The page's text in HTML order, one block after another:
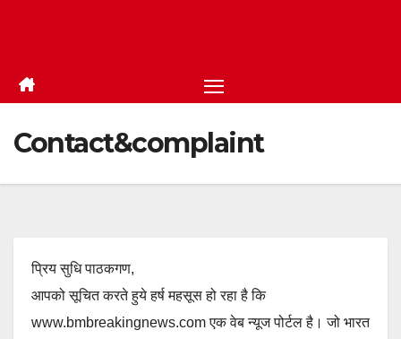
Contact&complaint
प्रिय सुधि पाठकगण,
आपको सूचित करते हुये हर्ष महसूस हो रहा है कि
www.bmbreakingnews.com एक वेब न्यूज पोर्टल है। जो भारत